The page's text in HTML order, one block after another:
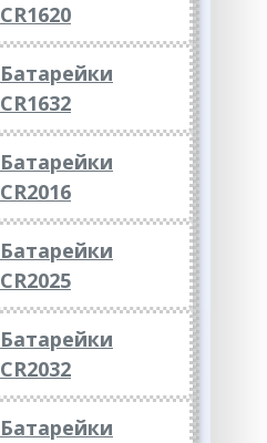
CR1620
Батарейки
CR1632
Батарейки
CR2016
Батарейки
CR2025
Батарейки
CR2032
Батарейки